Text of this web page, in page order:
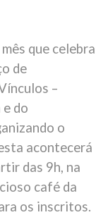
que celebra
de
–
do
o
acontecerá
das 9h, na
café da
os inscritos.